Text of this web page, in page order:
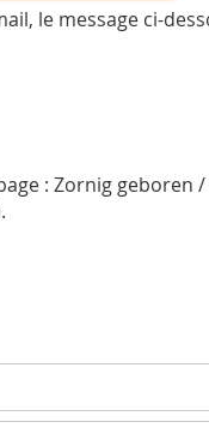
le message ci-
: Zornig geboren